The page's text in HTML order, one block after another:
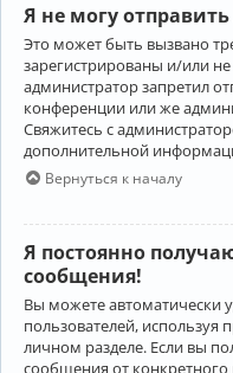
Я не могу
Это может быть вызвано
зарегистрированы и/или
администратор запретил
конференции или же
Свяжитесь с
дополнительной
Вернуться к началу
Я постоянно
сообщения!
Вы можете автоматически
пользователей,
личном разделе. Если вы
сообщения от